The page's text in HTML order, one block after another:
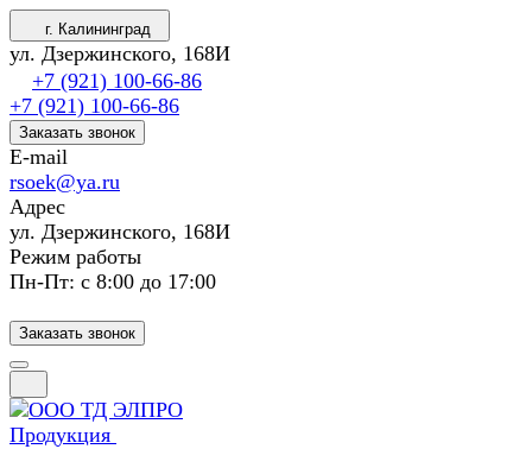
г. Калининград
ул. Дзержинского, 168И
+7 (921) 100-66-86
+7 (921) 100-66-86
Заказать звонок
E-mail
rsoek@ya.ru
Адрес
ул. Дзержинского, 168И
Режим работы
Пн-Пт: с 8:00 до 17:00
Заказать звонок
Продукция